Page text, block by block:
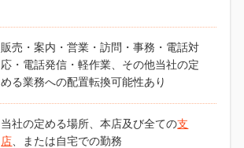
販売・案内・営業・訪問・事務・電話対
応・電話発信・軽作業、その他当社の定
める業務への配置転換可能性あり
当社の定める場所、本店及び全ての支
店、または自宅での勤務